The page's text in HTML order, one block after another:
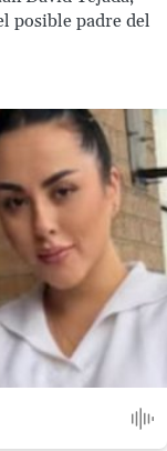
posible padre del